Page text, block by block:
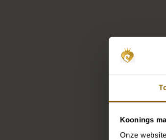
Koonings
Onze